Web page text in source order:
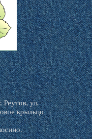
Реутов, ул.
крыльцо